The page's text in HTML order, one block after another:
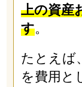
上の資産
す。
たとえば
を費用と